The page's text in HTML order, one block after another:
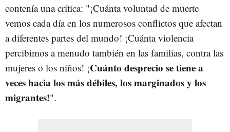
contenía una crítica: "¡Cuánta voluntad de muerte
vemos cada día en los numerosos conflictos que afectan
a diferentes partes del mundo! ¡Cuánta violencia
percibimos a menudo también en las familias, contra las
mujeres o los niños! ¡Cuánto desprecio se tiene a
veces hacia los más débiles, los marginados y los
migrantes!".